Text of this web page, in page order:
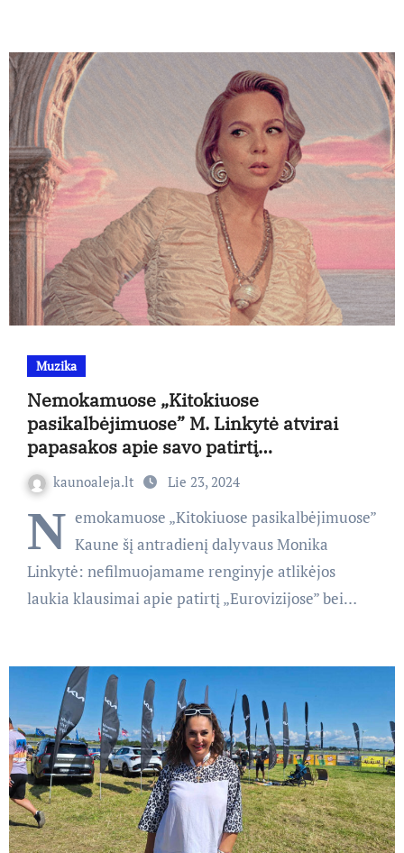
Muzika
Nemokamuose „Kitokiuose
pasikalbėjimuose” M. Linkytė atvirai
papasakos apie savo patirtį
„Eurovizijose”
kaunoaleja.lt Lie 23, 2024
N emokamuose „Kitokiuose pasikalbėjimuose”
Kaune šį antradienį dalyvaus Monika
Linkytė: nefilmuojamame renginyje atlikėjos
laukia klausimai apie patirtį „Eurovizijose” bei…